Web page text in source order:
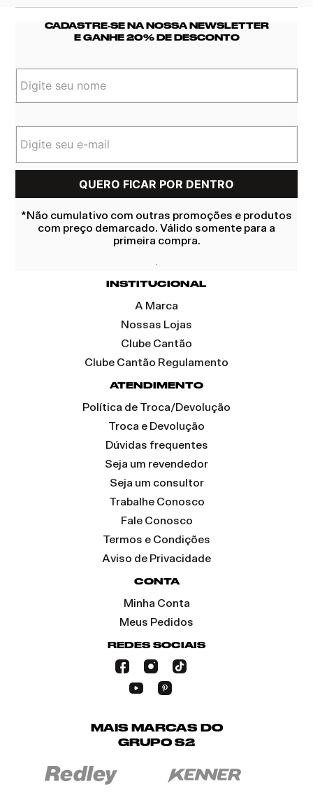
CADASTRE-SE NA NOSSA NEWSLETTER
E GANHE 20% DE DESCONTO
*Não cumulativo com outras promoções e produtos
com preço demarcado. Válido somente para a
primeira compra.
INSTITUCIONAL
A Marca
Nossas Lojas
Clube Cantão
Clube Cantão Regulamento
ATENDIMENTO
Política de Troca/Devolução
Troca e Devolução
Dúvidas frequentes
Seja um revendedor
Seja um consultor
Trabalhe Conosco
Fale Conosco
Termos e Condições
Aviso de Privacidade
CONTA
Minha Conta
Meus Pedidos
REDES SOCIAIS
MAIS MARCAS DO
GRUPO S2